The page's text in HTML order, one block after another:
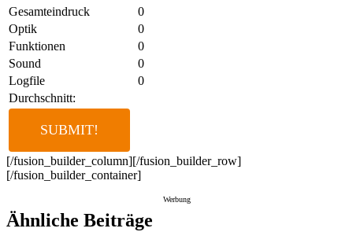
Gesamteindruck
0
Optik
0
Funktionen
0
Sound
0
Logfile
0
Durchschnitt:
[/fusion_builder_column][/fusion_builder_row]
[/fusion_builder_container]
Werbung
Ähnliche Beiträge